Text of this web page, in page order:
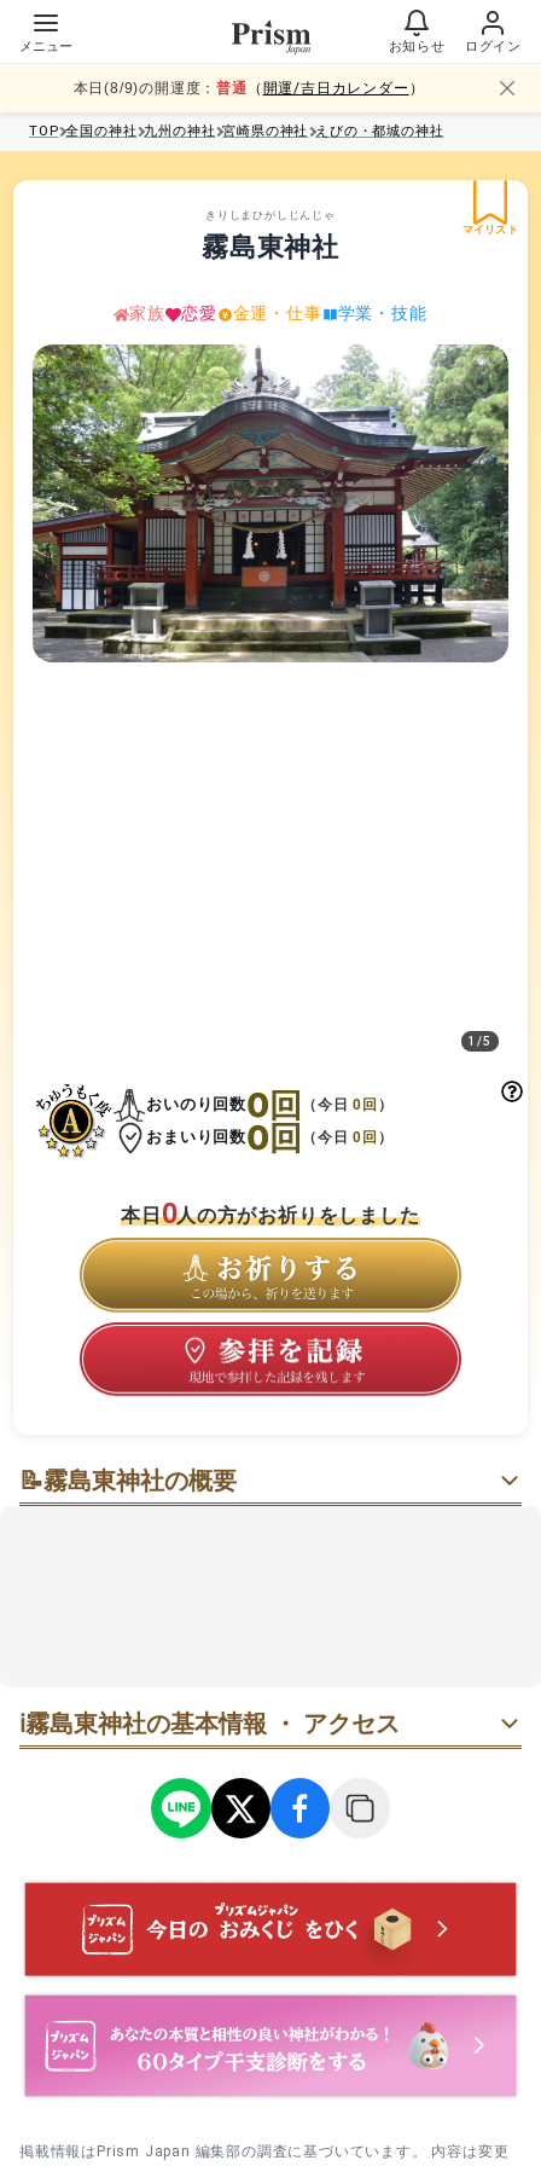
メニュー お知らせ ログイン
本日(8/9)の開運度：普通 （ 開運/吉日カレンダー ）
TOP 全国の神社 九州の神社 宮崎県の神社 えびの・都城の神社
マイリスト
きりしまひがしじんじゃ
霧島東神社
家族 恋愛 金運・仕事 学業・技能
1/5
おいのり回数0回 （今日0回 ）
おまいり回数0回 （今日0回 ）
本日0人の方がお祈りをしました
📝霧島東神社の概要
る時間が心地よいです。社名が墨書された御朱印も参
拝の思い出に。車アクセスと駐車場がわかりやすく、
ℹ️霧島東神社の基本情報 ・ アクセス
掲載情報はPrism Japan 編集部の調査に基づいています。 内容は変更